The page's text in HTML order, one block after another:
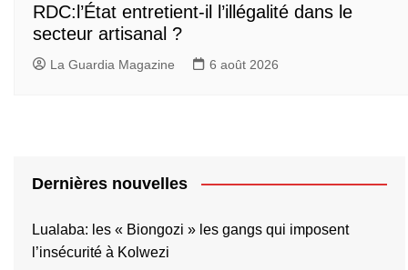
RDC:l’État entretient-il l’illégalité dans le
secteur artisanal ?
La Guardia Magazine 6 août 2026
Dernières nouvelles
Lualaba: les « Biongozi » les gangs qui imposent
l’insécurité à Kolwezi